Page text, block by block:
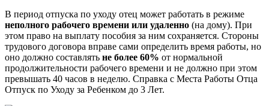
В период отпуска по уходу отец может работать в режиме
неполного рабочего времени или удаленно (на дому). При
этом право на выплату пособия за ним сохраняется. Стороны
трудового договора вправе сами определить время работы, но
оно должно составлять не более 60% от нормальной
продолжительности рабочего времени и не должно при этом
превышать 40 часов в неделю. Справка с Места Работы Отца
Отпуск по Уходу за Ребенком до 3 Лет.